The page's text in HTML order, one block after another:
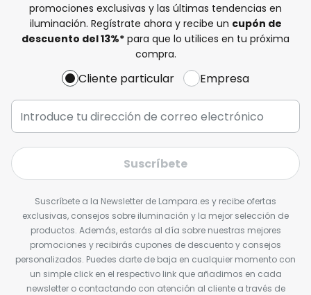
promociones exclusivas y las últimas tendencias en
iluminación. Regístrate ahora y recibe un cupón de
descuento del13%* para que lo utilices en tu próxima
compra.
Cliente particular Empresa
Suscríbete
Suscríbete a la Newsletter de Lampara.es y recibe ofertas
exclusivas, consejos sobre iluminación y la mejor selección de
productos. Además, estarás al día sobre nuestras mejores
promociones y recibirás cupones de descuento y consejos
personalizados. Puedes darte de baja en cualquier momento con
un simple click en el respectivo link que añadimos en cada
newsletter o contactando con atención al cliente a través de